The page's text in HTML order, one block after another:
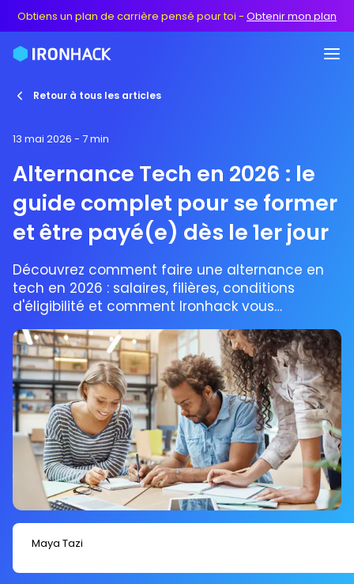
Obtiens un plan de carrière pensé pour toi - Obtenir mon plan
Retour à tous les articles
13 mai 2026 - 7 min
Alternance Tech en 2026 : le
guide complet pour se former
et être payé(e) dès le 1er jour
Découvrez comment faire une alternance en
tech en 2026 : salaires, filières, conditions
d'éligibilité et comment Ironhack vous
accompagne pour trouver votre entreprise.
Maya Tazi